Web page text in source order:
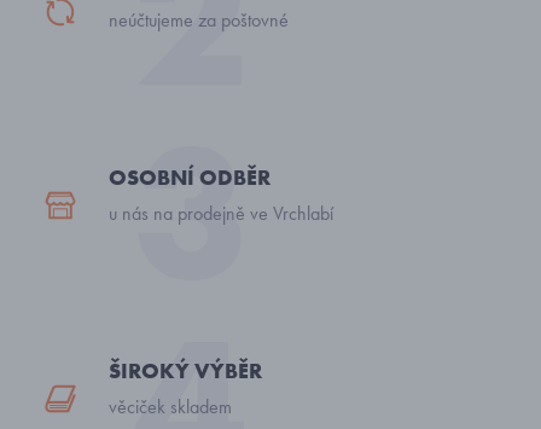
neúčtujeme za poštovné
OSOBNÍ ODBĚR
u nás na prodejně ve Vrchlabí
ŠIROKÝ VÝBĚR
věciček skladem